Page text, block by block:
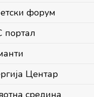
форум
портал
Центар
средина